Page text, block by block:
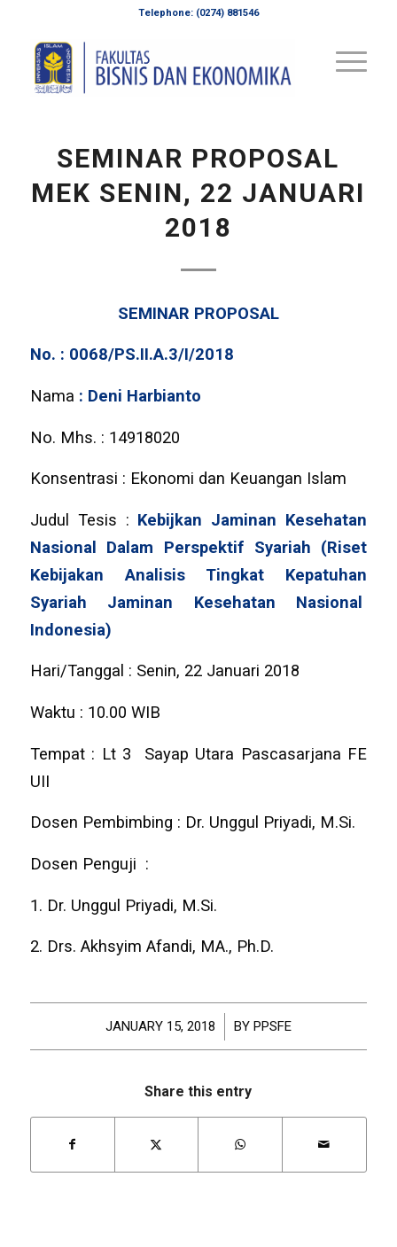
Telephone: (0274) 881546
SEMINAR PROPOSAL
MEK SENIN, 22 JANUARI
2018
SEMINAR PROPOSAL
No. : 0068/PS.II.A.3/I/2018
Nama : Deni Harbianto
No. Mhs. : 14918020
Konsentrasi : Ekonomi dan Keuangan Islam
Judul Tesis : Kebijkan Jaminan Kesehatan
Nasional Dalam Perspektif Syariah (Riset
Kebijakan Analisis Tingkat Kepatuhan
Syariah Jaminan Kesehatan Nasional
Indonesia)
Hari/Tanggal : Senin, 22 Januari 2018
Waktu : 10.00 WIB
Tempat : Lt 3 Sayap Utara Pascasarjana FE
UII
Dosen Pembimbing : Dr. Unggul Priyadi, M.Si.
Dosen Penguji :
1. Dr. Unggul Priyadi, M.Si.
2. Drs. Akhsyim Afandi, MA., Ph.D.
JANUARY 15, 2018
/ BY PPSFE
Share this entry